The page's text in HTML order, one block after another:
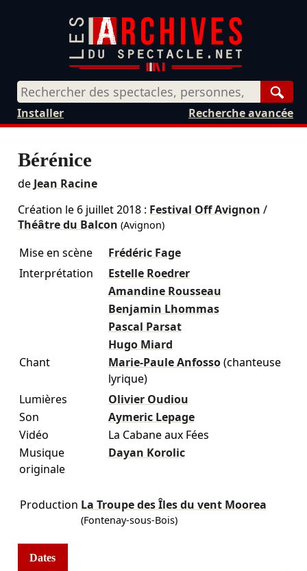
Recherche avancée
Installer
Bérénice
de Jean Racine
Création le 6 juillet 2018: Festival Off Avignon /
Théâtre du Balcon (Avignon)
Mise en scène
Frédéric Fage
Interprétation
Estelle Roedrer
Amandine Rousseau
Benjamin Lhommas
Pascal Parsat
Hugo Miard
Chant
Marie-Paule Anfosso (chanteuse
lyrique)
Lumières
Olivier Oudiou
Son
Aymeric Lepage
Vidéo
La Cabane aux Fées
Musique
originale
Dayan Korolic
Production La Troupe des Îles du vent Moorea
(Fontenay-sous-Bois)
Dates